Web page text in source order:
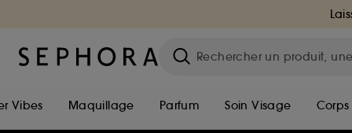
Vibes Maquillage Parfum Soin Visage Corps